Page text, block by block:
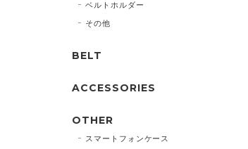
ベルトホルダー
その他
BELT
ACCESSORIES
OTHER
スマートフォンケース